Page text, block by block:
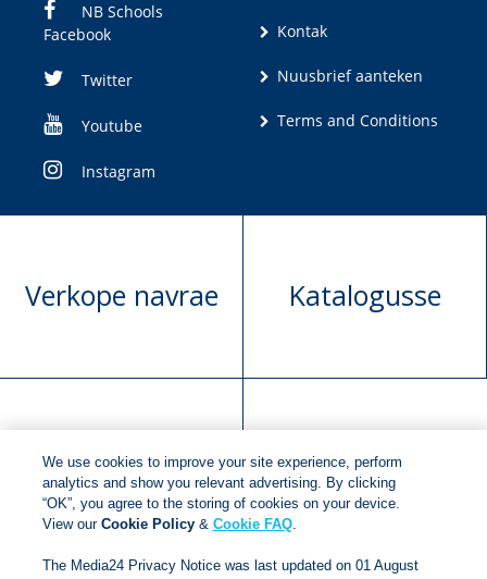
NB Schools
Facebook
Twitter
Youtube
Instagram
Kontak
Nuusbrief aanteken
Terms and Conditions
Verkope navrae Katalogusse
Manuskrip
voorlegging
Versoek boekregte
Copyright © 2018 Jonathan Ball Publishers.All rights
We use cookies to improve your site experience, perform
analytics and show you relevant advertising. By clicking
“OK”, you agree to the storing of cookies on your device.
View our Cookie Policy& Cookie FAQ.
The Media24 Privacy Notice was last updated on 01 August